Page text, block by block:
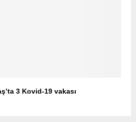
3 Kovid-19 vakası